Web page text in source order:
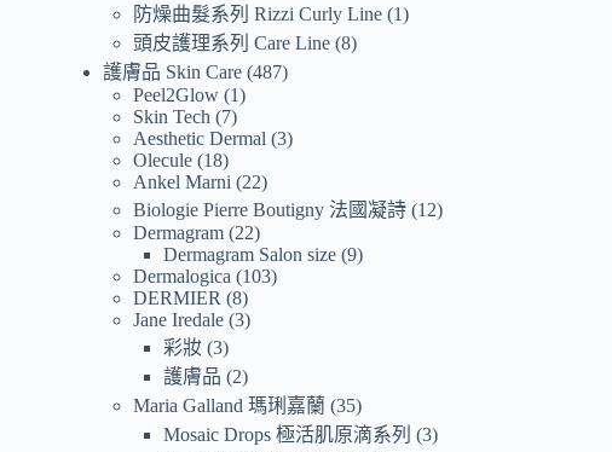
防燥曲髮系列 Rizzi Curly Line 1
頭皮護理系列 Care Line 8
護膚品 Skin Care 487
Peel2Glow 1
Skin Tech
7
Aesthetic Dermal 3
Olecule 18
Ankel Marni
22
Biologie Pierre Boutigny 法國凝詩 12
Dermagram 22
Dermagram Salon size 9
Dermalogica
103
DERMIER
8
Jane Iredale 3
彩妝 3
護膚品
2
Maria Galland 瑪琍嘉蘭 35
Mosaic Drops 極活肌原滴系列
3